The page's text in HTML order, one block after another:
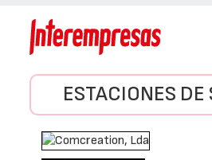
ESTACIONES DE